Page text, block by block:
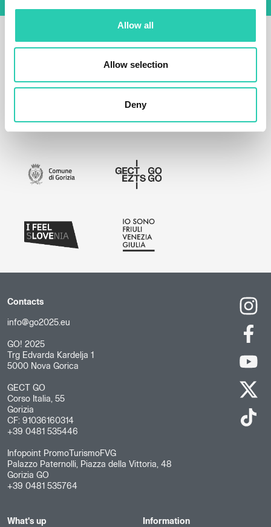
Allow all
Allow selection
Deny
Contacts
info@go2025.eu
GO! 2025
Trg Edvarda Kardelja 1
5000 Nova Gorica
GECT GO
Corso Italia, 55
Gorizia
CF: 91036160314
+39 0481 535446
Infopoint PromoTurismoFVG
Palazzo Paternolli, Piazza della Vittoria, 48
Gorizia GO
+39 0481 535764
What's up Information